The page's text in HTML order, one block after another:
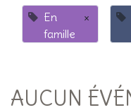
En
famille
×
AUCUN